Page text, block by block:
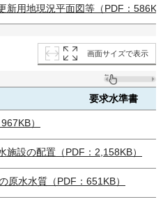
用地現況平面図等（PDF：
画面サイズで表示
要求水準書
）
設の配置（PDF：2,158KB）
水水質（PDF：651KB）